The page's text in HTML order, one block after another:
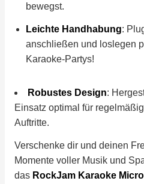
bewegst.
Leichte Handhabung:
anschließen und loslegen
Karaoke-Partys!
Robustes Design:
Einsatz optimal für
Auftritte.
Verschenke dir und deinen
Momente voller Musik und
das RockJam Karaoke